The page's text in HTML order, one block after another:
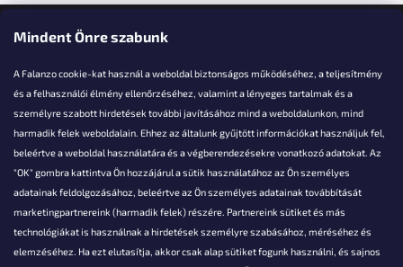
Mindent Önre szabunk
A Falanzo cookie-kat használ a weboldal biztonságos működéséhez, a teljesítmény
és a felhasználói élmény ellenőrzéséhez, valamint a lényeges tartalmak és a
személyre szabott hirdetések további javításához mind a weboldalunkon, mind
harmadik felek weboldalain. Ehhez az általunk gyűjtött információkat használjuk fel,
beleértve a weboldal használatára és a végberendezésekre vonatkozó adatokat. Az
"OK" gombra kattintva Ön hozzájárul a sütik használatához az Ön személyes
adatainak feldolgozásához, beleértve az Ön személyes adatainak továbbítását
marketingpartnereink (harmadik felek) részére. Partnereink sütiket és más
technológiákat is használnak a hirdetések személyre szabásához, méréséhez és
elemzéséhez. Ha ezt elutasítja, akkor csak alap sütiket fogunk használni, és sajnos
Elérhetőségi adatok
Akarsz kérdezni valamit?
info@falanzo.hu